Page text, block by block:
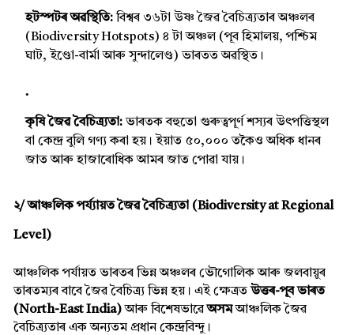
হটস্পটৰ অৱস্থিতি:বিশ্বৰ ৩৬টা উষ্ণ জৈৱ বৈচিত্ৰ্যতাৰ অঞ্চলৰ
(Biodiversity Hotspots) ৪ টা অঞ্চল (পূব হিমালয়, পশ্চিম
ঘাট, ইণ্ডো-বাৰ্মা আৰু সুন্দালেণ্ড) ভাৰতত অৱস্থিত।
কৃষি জৈৱ বৈচিত্ৰ্যতা:ভাৰতক বহুতো গুৰুত্বপূৰ্ণ শস্যৰ উৎপত্তিস্থল
বা কেন্দ্ৰ বুলি গণ্য কৰা হয়। ইয়াত ৫০,০০০ তকৈও অধিক ধানৰ
জাত আৰু হাজাৰোধিক আমৰ জাত পোৱা যায়।
২/ আঞ্চলিক পৰ্য্যায়ত জৈৱ বৈচিত্ৰ্যতা (Biodiversity at Regional
Level)
আঞ্চলিক পৰ্যায়ত ভাৰতৰ ভিন্ন অঞ্চলৰ ভৌগোলিক আৰু জলবায়ুৰ
তাৰতম্যৰ বাবে জৈৱ বৈচিত্ৰ্য ভিন্ন হয়। এই ক্ষেত্ৰত উত্তৰ-পূব ভাৰত
(North-East India)আৰু বিশেষভাৱেঅসমআঞ্চলিক জৈৱ
বৈচিত্ৰ্যতাৰ এক অন্যতম প্ৰধান কেন্দ্ৰবিন্দু।